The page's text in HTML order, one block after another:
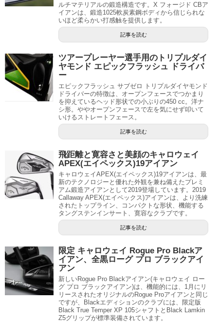
ルチマテリアルの鍛造構造です。X フォージド CBア
イアンは、鍛造1025軟炭素鋼ボディから信じられな
いほど柔らかい打感触を提供します。
記事を読む
ツアープレーヤー選手用のトリプルダイ
ヤモンド エピックフラッシュ ドライバ
ー
エピックフラッシュ サブゼロ トリプルダイヤモンド
ドライバーの特徴は、オープンフェースでつかまり
を抑えているヘッド形状での小ぶりの450 cc。洋ナ
シ形。ややオープンフェースで左を気にせず叩いて
いけるストレートフェース。
記事を読む
飛距離と寛容さと美顔のキャロウェイ
APEX(エイペックス)19アイアン
キャロウェイAPEX(エイペックス)19アイアンは、最
新のテクノロジーと優れた外観を兼ね備えたプレミ
アム鍛造アイアンとして2019登場しています。2019
Callaway APEX(エイペックス)アイアンは、より洗練
されたトップライン、コンパクトな形状、機能する
タングステンインサート、寛容なクラブです。
記事を読む
限定 キャロウェイ Rogue Pro Blackア
イアン、全黒ローグ プロ ブラックアイ
アン
新しいRogue Pro Blackアイアン(キャロウェイ ロー
グ プロ ブラックアイアン)は、機能的には、1月にリ
リースされたオリジナルのRogue Proアイアンと同じ
ですが、Blackエディションのクラブには、限定版
Black True Temper XP 105シャフトとBlack Lamkin
Z5グリップが標準装備されています。